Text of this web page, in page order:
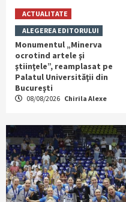
ACTUALITATE
ALEGEREA EDITORULUI
Monumentul „Minerva
ocrotind artele şi
ştiinţele”, reamplasat pe
Palatul Universităţii din
Bucureşti
08/08/2026 Chirila Alexe